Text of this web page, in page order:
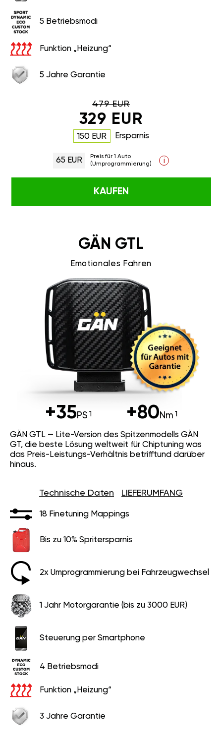
5 Betriebsmodi
Funktion „Heizung“
5 Jahre Garantie
479 EUR
329 EUR
150 EUR Ersparnis
65 EUR
Preis für 1 Auto
(Umprogrammierung)
i
KAUFEN
GÄN GTL
Emotionales Fahren
+35PS +80Nm
GÄN GTL — Lite-Version des Spitzenmodells GÄN
GT, die beste Lösung weltweit für Chiptuning was
das Preis-Leistungs-Verhältnis betrifftund darüber
hinaus.
Technische Daten LIEFERUMFANG
18 Finetuning Mappings
Bis zu 10% Spritersparnis
2x Umprogrammierung bei Fahrzeugwechsel
1 Jahr Motorgarantie (bis zu 3000 EUR)
Steuerung per Smartphone
4 Betriebsmodi
Funktion „Heizung“
3 Jahre Garantie